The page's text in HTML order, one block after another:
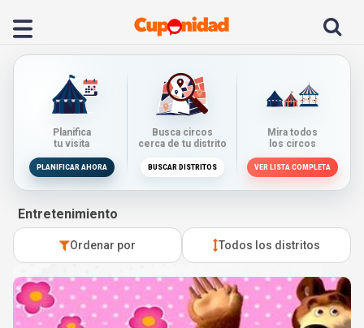
Planifica
tu visita
PLANIFICAR AHORA
Busca circos
cerca de tu distrito
BUSCAR DISTRITOS
Mira todos
los circos
VER LISTA COMPLETA
Entretenimiento
Ordenar por Todos los distritos